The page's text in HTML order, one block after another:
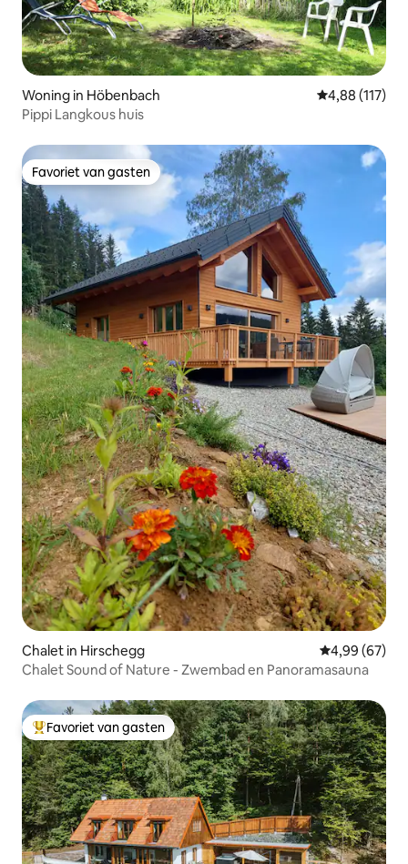
Woning in Höbenbach Gemiddelde
4,88 (117)
Pippi Langkous huis
Favoriet van gasten
Favoriet van gasten
Chalet in Hirschegg Gemiddelde
4,99 (67)
Chalet Sound of Nature - Zwembad en Panoramasauna
Topfavoriet van gasten
Favoriet van gasten